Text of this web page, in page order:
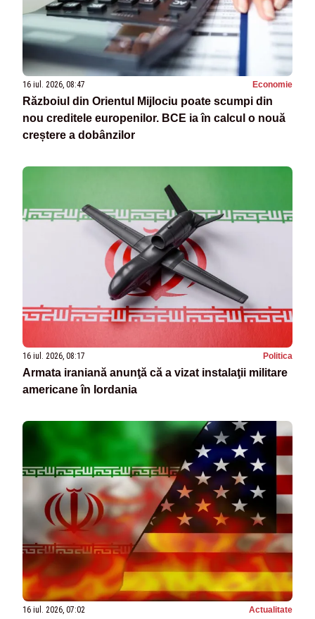
16 iul. 2026, 08:47 Economie
Războiul din Orientul Mijlociu poate scumpi din
nou creditele europenilor. BCE ia în calcul o nouă
creștere a dobânzilor
16 iul. 2026, 08:17 Politica
Armata iraniană anunţă că a vizat instalaţii militare
americane în Iordania
16 iul. 2026, 07:02 Actualitate